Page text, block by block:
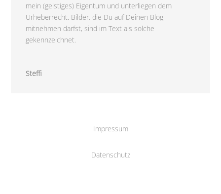
mein (geistiges) Eigentum und unterliegen dem
Urheberrecht. Bilder, die Du auf Deinen Blog
mitnehmen darfst, sind im Text als solche
gekennzeichnet.
Steffi
Impressum
Datenschutz